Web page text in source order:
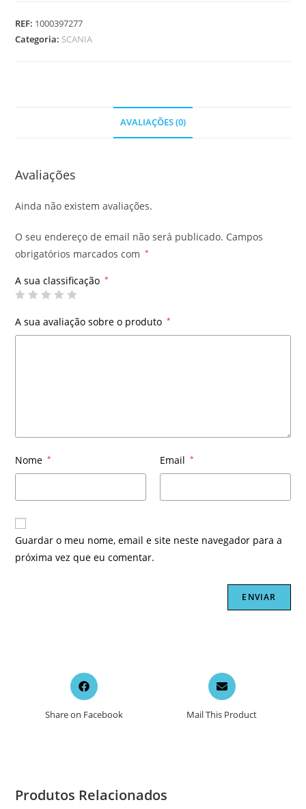
REF: 1000397277
Categoria: SCANIA
AVALIAÇÕES (0)
Avaliações
Ainda não existem avaliações.
O seu endereço de email não será publicado. Campos
obrigatórios marcados com
*
A sua classificação *
A sua avaliação sobre o produto *
Nome * Email *
Guardar o meu nome, email e site neste navegador para a
próxima vez que eu comentar.
Opens
in
new
Share on Facebook
Opens
in
a
new
Mail This Product
Produtos Relacionados